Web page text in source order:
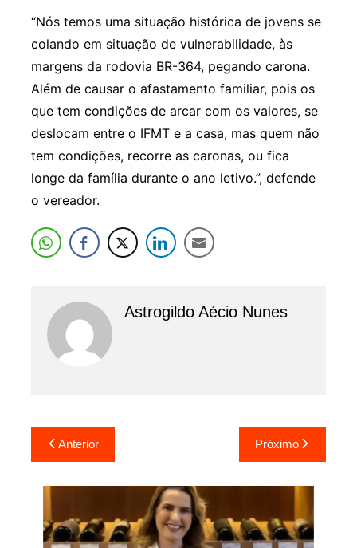
“Nós temos uma situação histórica de jovens se
colando em situação de vulnerabilidade, às
margens da rodovia BR-364, pegando carona.
Além de causar o afastamento familiar, pois os
que tem condições de arcar com os valores, se
deslocam entre o IFMT e a casa, mas quem não
tem condições, recorre as caronas, ou fica
longe da família durante o ano letivo.”, defende
o vereador.
Astrogildo Aécio Nunes
Navegação
de
Post
Anterior Próximo